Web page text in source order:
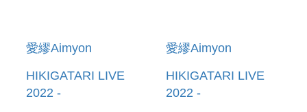
愛繆Aimyon
HIKIGATARI LIVE
2022 -
愛繆Aimyon
HIKIGATARI LIVE
2022 -